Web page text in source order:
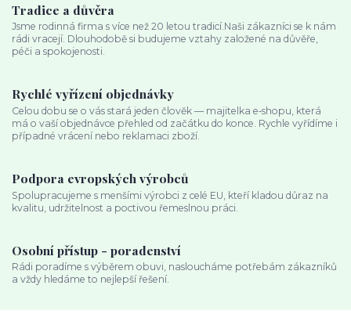
Tradice a důvěra
Jsme rodinná firma s více než 20 letou tradicí.Naši zákazníci se k nám
rádi vracejí. Dlouhodobě si budujeme vztahy založené na důvěře,
péči a spokojenosti.
Rychlé vyřízení objednávky
Celou dobu se o vás stará jeden člověk — majitelka e‑shopu, která
má o vaší objednávce přehled od začátku do konce. Rychle vyřídíme i
případné vrácení nebo reklamaci zboží.
Podpora evropských výrobců
Spolupracujeme s menšími výrobci z celé EU, kteří kladou důraz na
kvalitu, udržitelnost a poctivou řemeslnou práci.
Osobní přístup - poradenství
Rádi poradíme s výběrem obuvi, nasloucháme potřebám zákazníků
a vždy hledáme to nejlepší řešení.